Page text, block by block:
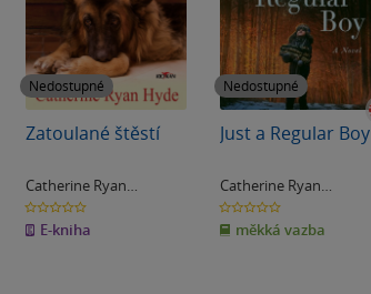
Nedostupné
Zatoulané štěstí
Catherine Ryan
Hydeová
0.0
z
5
hvězdiček
E-kniha
Nedostupné
Just a Regular Boy
Catherine Ryan
Hydeová
0.0
z
5
hvězdiček
měkká vazba